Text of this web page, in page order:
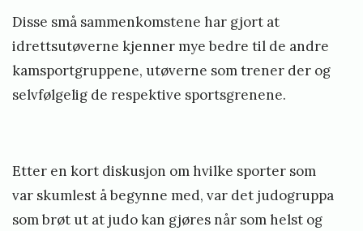
o
r
g
Disse små sammenkomstene har gjort at
idrettsutøverne kjenner mye bedre til de andre
kamsportgruppene, utøverne som trener der og
selvfølgelig de respektive sportsgrenene.
Etter en kort diskusjon om hvilke sporter som
var skumlest å begynne med, var det judogruppa
som brøt ut at judo kan gjøres når som helst og